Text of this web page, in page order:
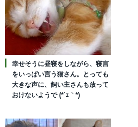
幸せそうに昼寝をしながら、寝言
をいっぱい言う猫さん。とっても
大きな声に、飼い主さんも放って
おけないようで (*´ｪ｀*)